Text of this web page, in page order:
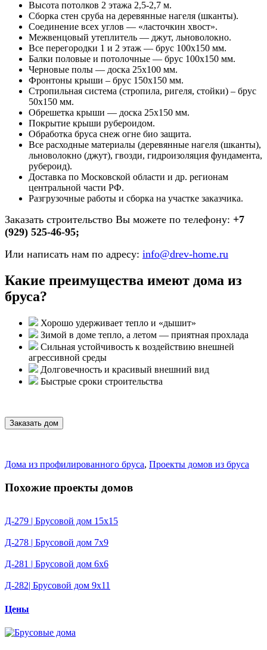
Высота потолков 2 этажа 2,5-2,7 м.
Сборка стен сруба на деревянные нагеля (шканты).
Соединение всех углов — «ласточкин хвост».
Межвенцовый утеплитель — джут, льноволокно.
Все перегородки 1 и 2 этаж — брус 100х150 мм.
Балки половые и потолочные — брус 100х150 мм.
Черновые полы — доска 25х100 мм.
Фронтоны крыши – брус 150х150 мм.
Стропильная система (стропила, ригеля, стойки) – брус
50х150 мм.
Обрешетка крыши — доска 25х150 мм.
Покрытие крыши рубероидом.
Обработка бруса снеж огне био защита.
Все расходные материалы (деревянные нагеля (шканты),
льноволокно (джут), гвозди, гидроизоляция фундамента,
рубероид).
Доставка по Московской области и др. регионам
центральной части РФ.
Разгрузочные работы и сборка на участке заказчика.
Заказать строительство Вы можете по телефону: +7
(929) 525-46-95;
Или написать нам по адресу: info@drev-home.ru
Какие преимущества имеют дома из
бруса?
Хорошо удерживает тепло и «дышит»
Зимой в доме тепло, а летом — приятная прохлада
Сильная устойчивость к воздействию внешней
агрессивной среды
Долговечность и красивый внешний вид
Быстрые сроки строительства
Заказать дом
Дома из профилированного бруса, Проекты домов из бруса
Похожие проекты домов
Д-279 | Брусовой дом 15х15
Д-278 | Брусовой дом 7х9
Д-281 | Брусовой дом 6х6
Д-282| Брусовой дом 9х11
Цены